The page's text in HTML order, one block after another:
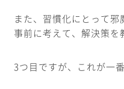
また、習慣化にとって
事前に考えて、解決策を
3つ目ですが、これが一